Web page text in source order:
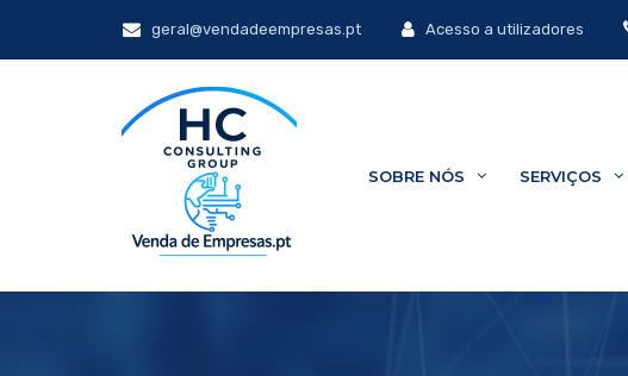
geral@vendadeempresas.pt Acesso a utilizadores
SOBRE NÓS SERVIÇOS